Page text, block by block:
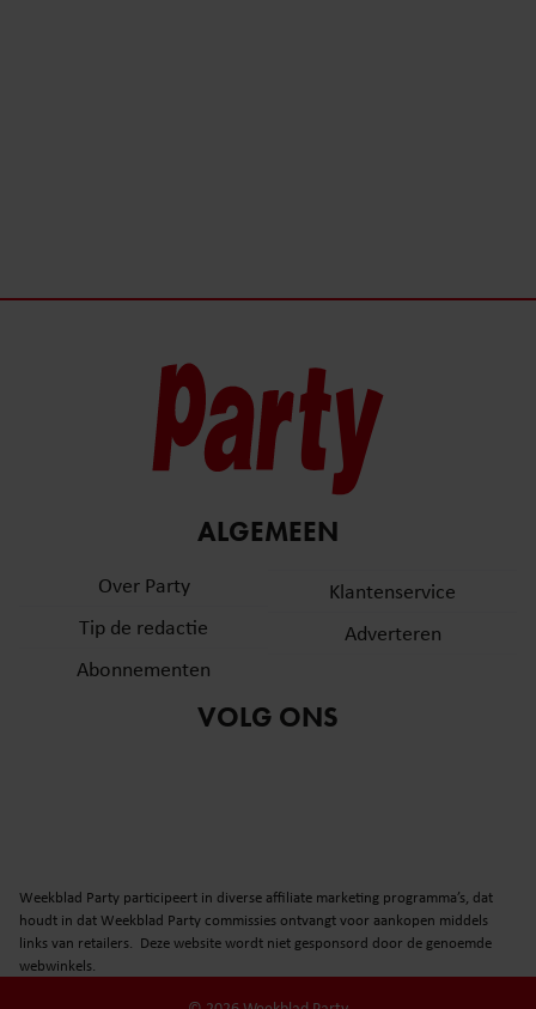
ALGEMEEN
Over Party
Tip de redactie
Abonnementen
Klantenservice
Adverteren
VOLG ONS
Weekblad Party participeert in diverse affiliate marketing programma’s, dat
houdt in dat Weekblad Party commissies ontvangt voor aankopen middels
links van retailers. Deze website wordt niet gesponsord door de genoemde
webwinkels.